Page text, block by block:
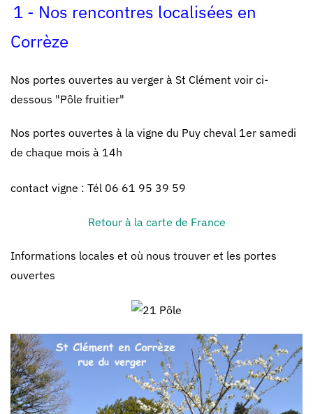
1 - Nos rencontres localisées en
Corrèze
Nos portes ouvertes au verger à St Clément voir ci-
dessous "Pôle fruitier"
Nos portes ouvertes à la vigne du Puy cheval 1er samedi
de chaque mois à 14h
contact vigne : Tél 06 61 95 39 59
Retour à la carte de France
Informations locales et où nous trouver et les portes
ouvertes